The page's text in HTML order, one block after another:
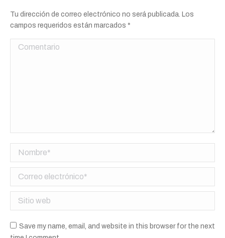
Tu dirección de correo electrónico no será publicada. Los
campos requeridos están marcados *
Comentario
Nombre *
Correo electrónico *
Sitio web
Save my name, email, and website in this browser for the next